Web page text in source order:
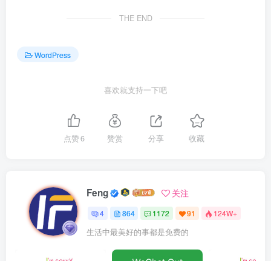
THE END
WordPress
喜欢就支持一下吧
点赞6 赞赏 分享 收藏
Feng 关注
4 864 1172 91 124W+
生活中最美好的事都是免费的